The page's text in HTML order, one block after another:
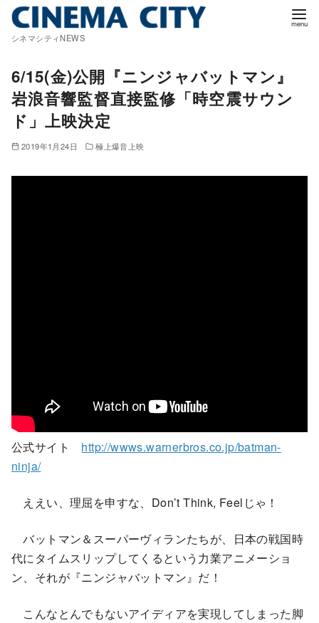
シネマシティNEWS
6/15(金)公開『ニンジャバットマン』
岩浪音響監督直接監修「時空震サウン
ド」上映決定
2019年1月24日 極上爆音上映
公式サイト http://wwws.warnerbros.co.jp/batman-
ninja/
ええい、理屈を申すな、Don’t Think, Feelじゃ！
バットマン＆スーパーヴィランたちが、日本の戦国時
代にタイムスリップしてくるという力業アニメーショ
ン、それが『ニンジャバットマン』だ！
こんなとんでもないアイディアを実現してしまった脚